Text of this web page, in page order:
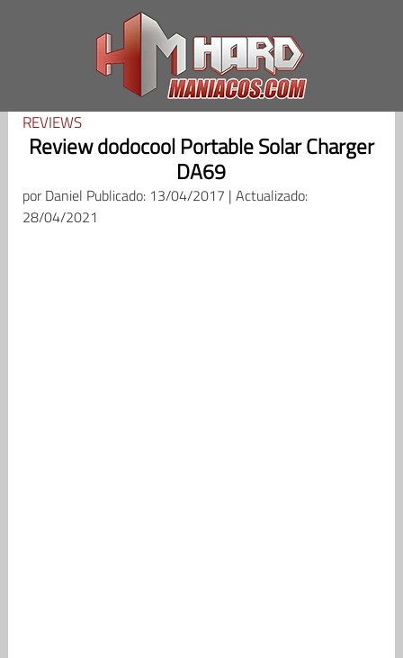
REVIEWS
Review dodocool Portable Solar Charger
DA69
porDaniel Publicado: 13/04/2017 | Actualizado:
28/04/2021